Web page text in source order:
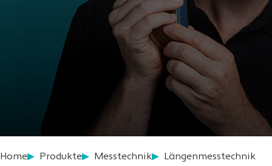
Home Produkte Messtechnik
Längenmesstechnik